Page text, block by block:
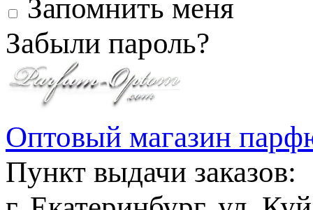
Запомнить меня
Забыли пароль?
Оптовый магазин
Пункт выдачи заказов: